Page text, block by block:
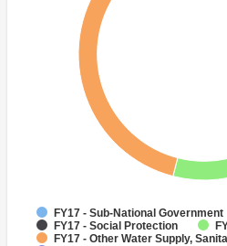
FY17 - Sub-National Government
FY17 - Social Protection
FY17 - Other Water Supply,